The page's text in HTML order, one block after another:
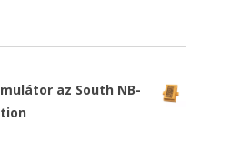
az South NB-